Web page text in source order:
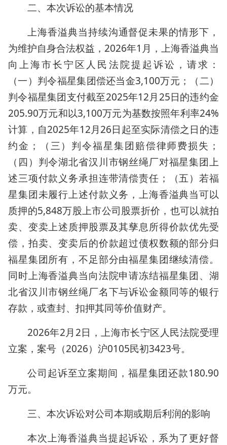
二、本次诉讼的基本情况
上海香溢典当持续沟通督促未果的情形下，
为维护自身合法权益，2026年1月，上海香溢典当
向上海市长宁区人民法院提起诉讼，请求：
（一）判令福星集团偿还当金3,100万元；（二）
判令福星集团支付截至2025年12月25日的违约金
205.90万元和以3,100万元为基数按照年利率24%
计算，自2025年12月26日起至实际清偿之日的违
约金；（三）判令福星集团赔偿律师费损失；
（四）判令湖北省汉川市钢丝绳厂对福星集团上
述三项付款义务承担连带清偿责任；（五）若福
星集团未履行上述付款义务，上海香溢典当可以
质押的5,848万股上市公司股票折价，也可以就拍
卖、变卖上述质押股票及其孳息所得价款优先受
偿，拍卖、变卖后的价款超过债权数额的部分归
福星集团所有，不足部分由福星集团继续清偿。
同时上海香溢典当向法院申请冻结福星集团、湖
北省汉川市钢丝绳厂名下与诉讼金额同等的银行
存款，或查封、扣押其同等价值财产。
2026年2月2日，上海市长宁区人民法院受理
立案，案号（2026）沪0105民初3423号。
公司起诉至立案期间，福星集团还款180.90
万元。
三、本次诉讼对公司本期或期后利润的影响
本次上海香溢典当提起诉讼，系为了更好督